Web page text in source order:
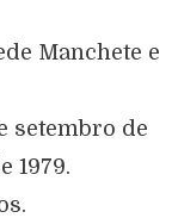
Manchete e
setembro de
1979.